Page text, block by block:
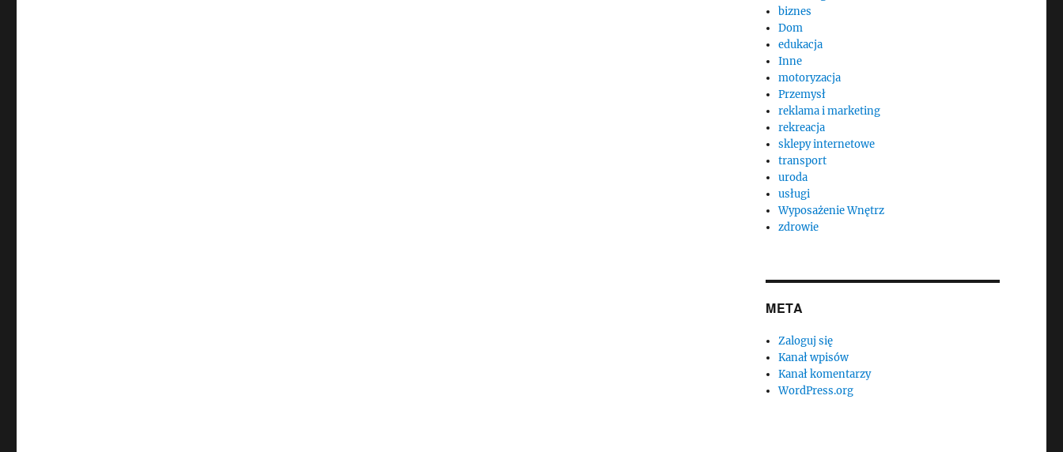
biznes
Dom
edukacja
Inne
motoryzacja
Przemysł
reklama i marketing
rekreacja
sklepy internetowe
transport
uroda
usługi
Wyposażenie Wnętrz
zdrowie
META
Zaloguj się
Kanał wpisów
Kanał komentarzy
WordPress.org